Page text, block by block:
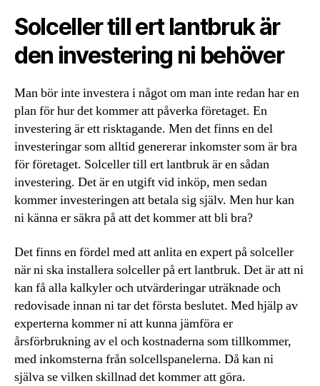
Solceller till ert lantbruk är
den investering ni behöver
Man bör inte investera i något om man inte redan har en
plan för hur det kommer att påverka företaget. En
investering är ett risktagande. Men det finns en del
investeringar som alltid genererar inkomster som är bra
för företaget. Solceller till ert lantbruk är en sådan
investering. Det är en utgift vid inköp, men sedan
kommer investeringen att betala sig själv. Men hur kan
ni känna er säkra på att det kommer att bli bra?
Det finns en fördel med att anlita en expert på solceller
när ni ska installera solceller på ert lantbruk. Det är att ni
kan få alla kalkyler och utvärderingar uträknade och
redovisade innan ni tar det första beslutet. Med hjälp av
experterna kommer ni att kunna jämföra er
årsförbrukning av el och kostnaderna som tillkommer,
med inkomsterna från solcellspanelerna. Då kan ni
själva se vilken skillnad det kommer att göra.